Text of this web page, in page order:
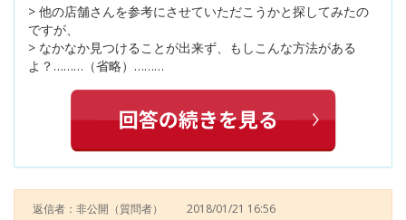
> 他の店舗さんを参考にさせていただこうかと探してみたの
ですが、
> なかなか見つけることが出来ず、もしこんな方法がある
よ？………（省略）………
返信者：非公開 （質問者） 2018/01/21 16:56